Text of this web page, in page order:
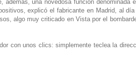
una novedosa función denominada
explicó el fabricante en Madrid, al
algo muy criticado en Vista por el
con unos clics: simplemente teclea la